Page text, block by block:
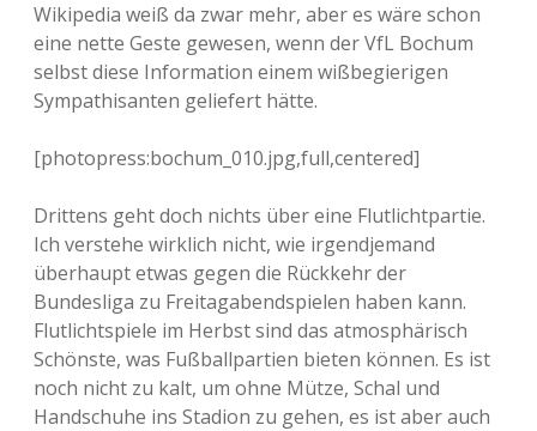
Wikipedia weiß da zwar mehr, aber es wäre schon
eine nette Geste gewesen, wenn der VfL Bochum
selbst diese Information einem wißbegierigen
Sympathisanten geliefert hätte.
[photopress:bochum_010.jpg,full,centered]
Drittens geht doch nichts über eine Flutlichtpartie.
Ich verstehe wirklich nicht, wie irgendjemand
überhaupt etwas gegen die Rückkehr der
Bundesliga zu Freitagabendspielen haben kann.
Flutlichtspiele im Herbst sind das atmosphärisch
Schönste, was Fußballpartien bieten können. Es ist
noch nicht zu kalt, um ohne Mütze, Schal und
Handschuhe ins Stadion zu gehen, es ist aber auch